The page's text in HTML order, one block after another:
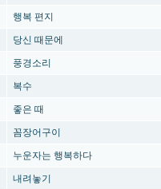
행복 편지
당신 때문에
풍경소리
복수
좋은 때
꼼장어구이
누운자는 행복하다
내려놓기